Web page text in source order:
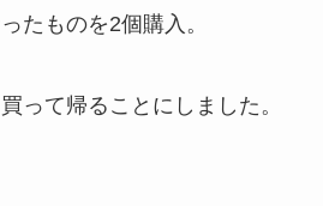
たものを2個購入。
って帰ることにしました。